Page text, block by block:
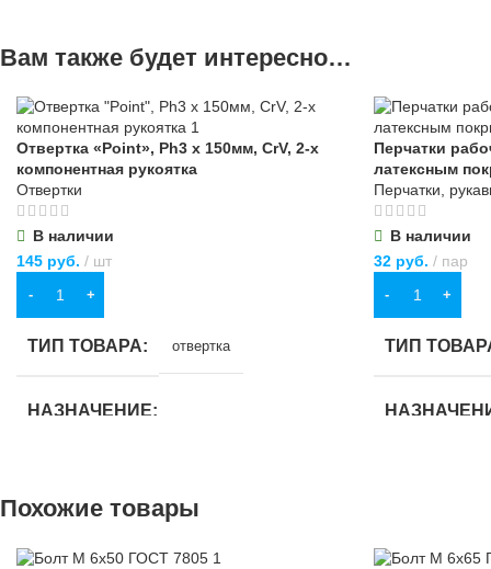
Вам также будет интересно…
Отвертка «Point», Ph3 х 150мм, CrV, 2-х
компонентная рукоятка
Отвертки
В наличии
145 руб. шт
В КОРЗИНУ
ТИП ТОВАРА отвертка
НАЗНАЧЕНИЕ
Перчатки
латексным
Перчатки,
В наличии
32руб. пар
В КОРЗИНУ
ТИП
ВИД РАБОТ
Похожие товары